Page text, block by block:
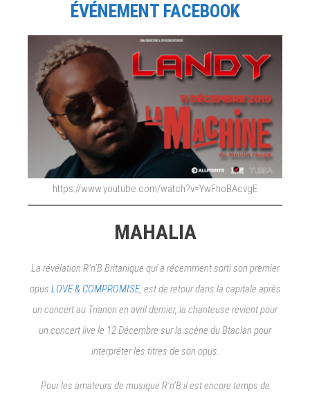
ÉVÉNEMENT FACEBOOK
https://www.youtube.com/watch?v=YwFhoBAcvgE
MAHALIA
La révélation R’n’B Britanique qui a récemment sorti son premier
opus LOVE & COMPROMISE, est de retour dans la capitale après
un concert au Trianon en avril dernier, la chanteuse revient pour
un concert live le 12 Décembre sur la scène du Btaclan pour
interpréter les titres de son opus.
Pour les amateurs de musique R’n’B il est encore temps de